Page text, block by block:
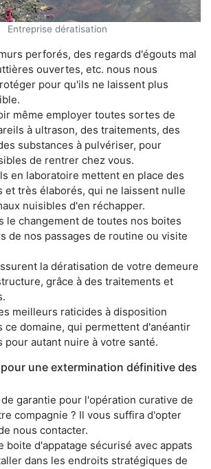
Entreprise dératisation
perforés, des regards d'égouts mal
ouvertes, etc. nous nous
pour qu'ils ne laissent plus
même employer toutes sortes de
à ultrason, des traitements, des
substances à pulvériser, pour
de rentrer chez vous.
en laboratoire mettent en place des
et très élaborés, qui ne laissent nulle
nuisibles d'en réchapper.
le changement de toutes nos boites
de nos passages de routine ou visite
la dératisation de votre demeure
grâce à des traitements et
meilleurs raticides à disposition
ce domaine, qui permettent d'anéantir
pour autant nuire à votre santé.
une extermination définitive des
garantie pour l'opération curative de
compagnie ? Il vous suffira d'opter
nous contacter.
boite d'appatage sécurisé avec appats
dans les endroits stratégiques de